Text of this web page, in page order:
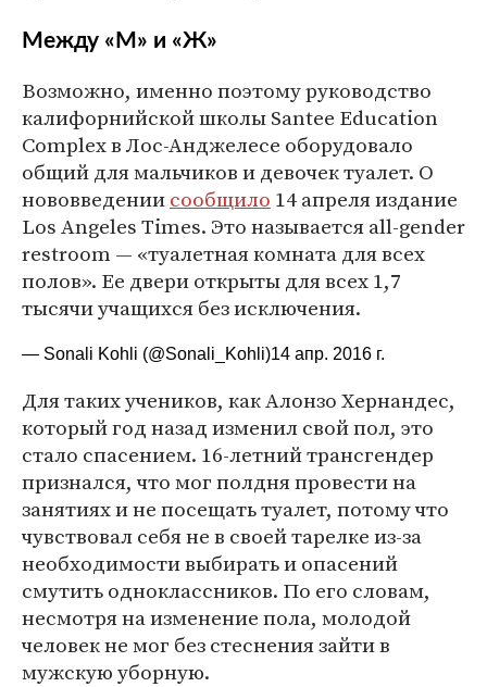
Между «М» и «Ж»
Возможно, именно поэтому руководство
калифорнийской школы Santee Education
Complex в Лос-Анджелесе оборудовало
общий для мальчиков и девочек туалет. О
нововведениисообщило 14 апреля издание
Los Angeles Times. Это называется all-gender
restroom — «туалетная комната для всех
полов». Ее двери открыты для всех 1,7
тысячи учащихся без исключения.
— Sonali Kohli (@Sonali_Kohli)14 апр. 2016 г.
Для таких учеников, как Алонзо Хернандес,
который год назад изменил свой пол, это
стало спасением. 16-летний трансгендер
признался, что мог полдня провести на
занятиях и не посещать туалет, потому что
чувствовал себя не в своей тарелке из-за
необходимости выбирать и опасений
смутить одноклассников. По его словам,
несмотря на изменение пола, молодой
человек не мог без стеснения зайти в
мужскую уборную.